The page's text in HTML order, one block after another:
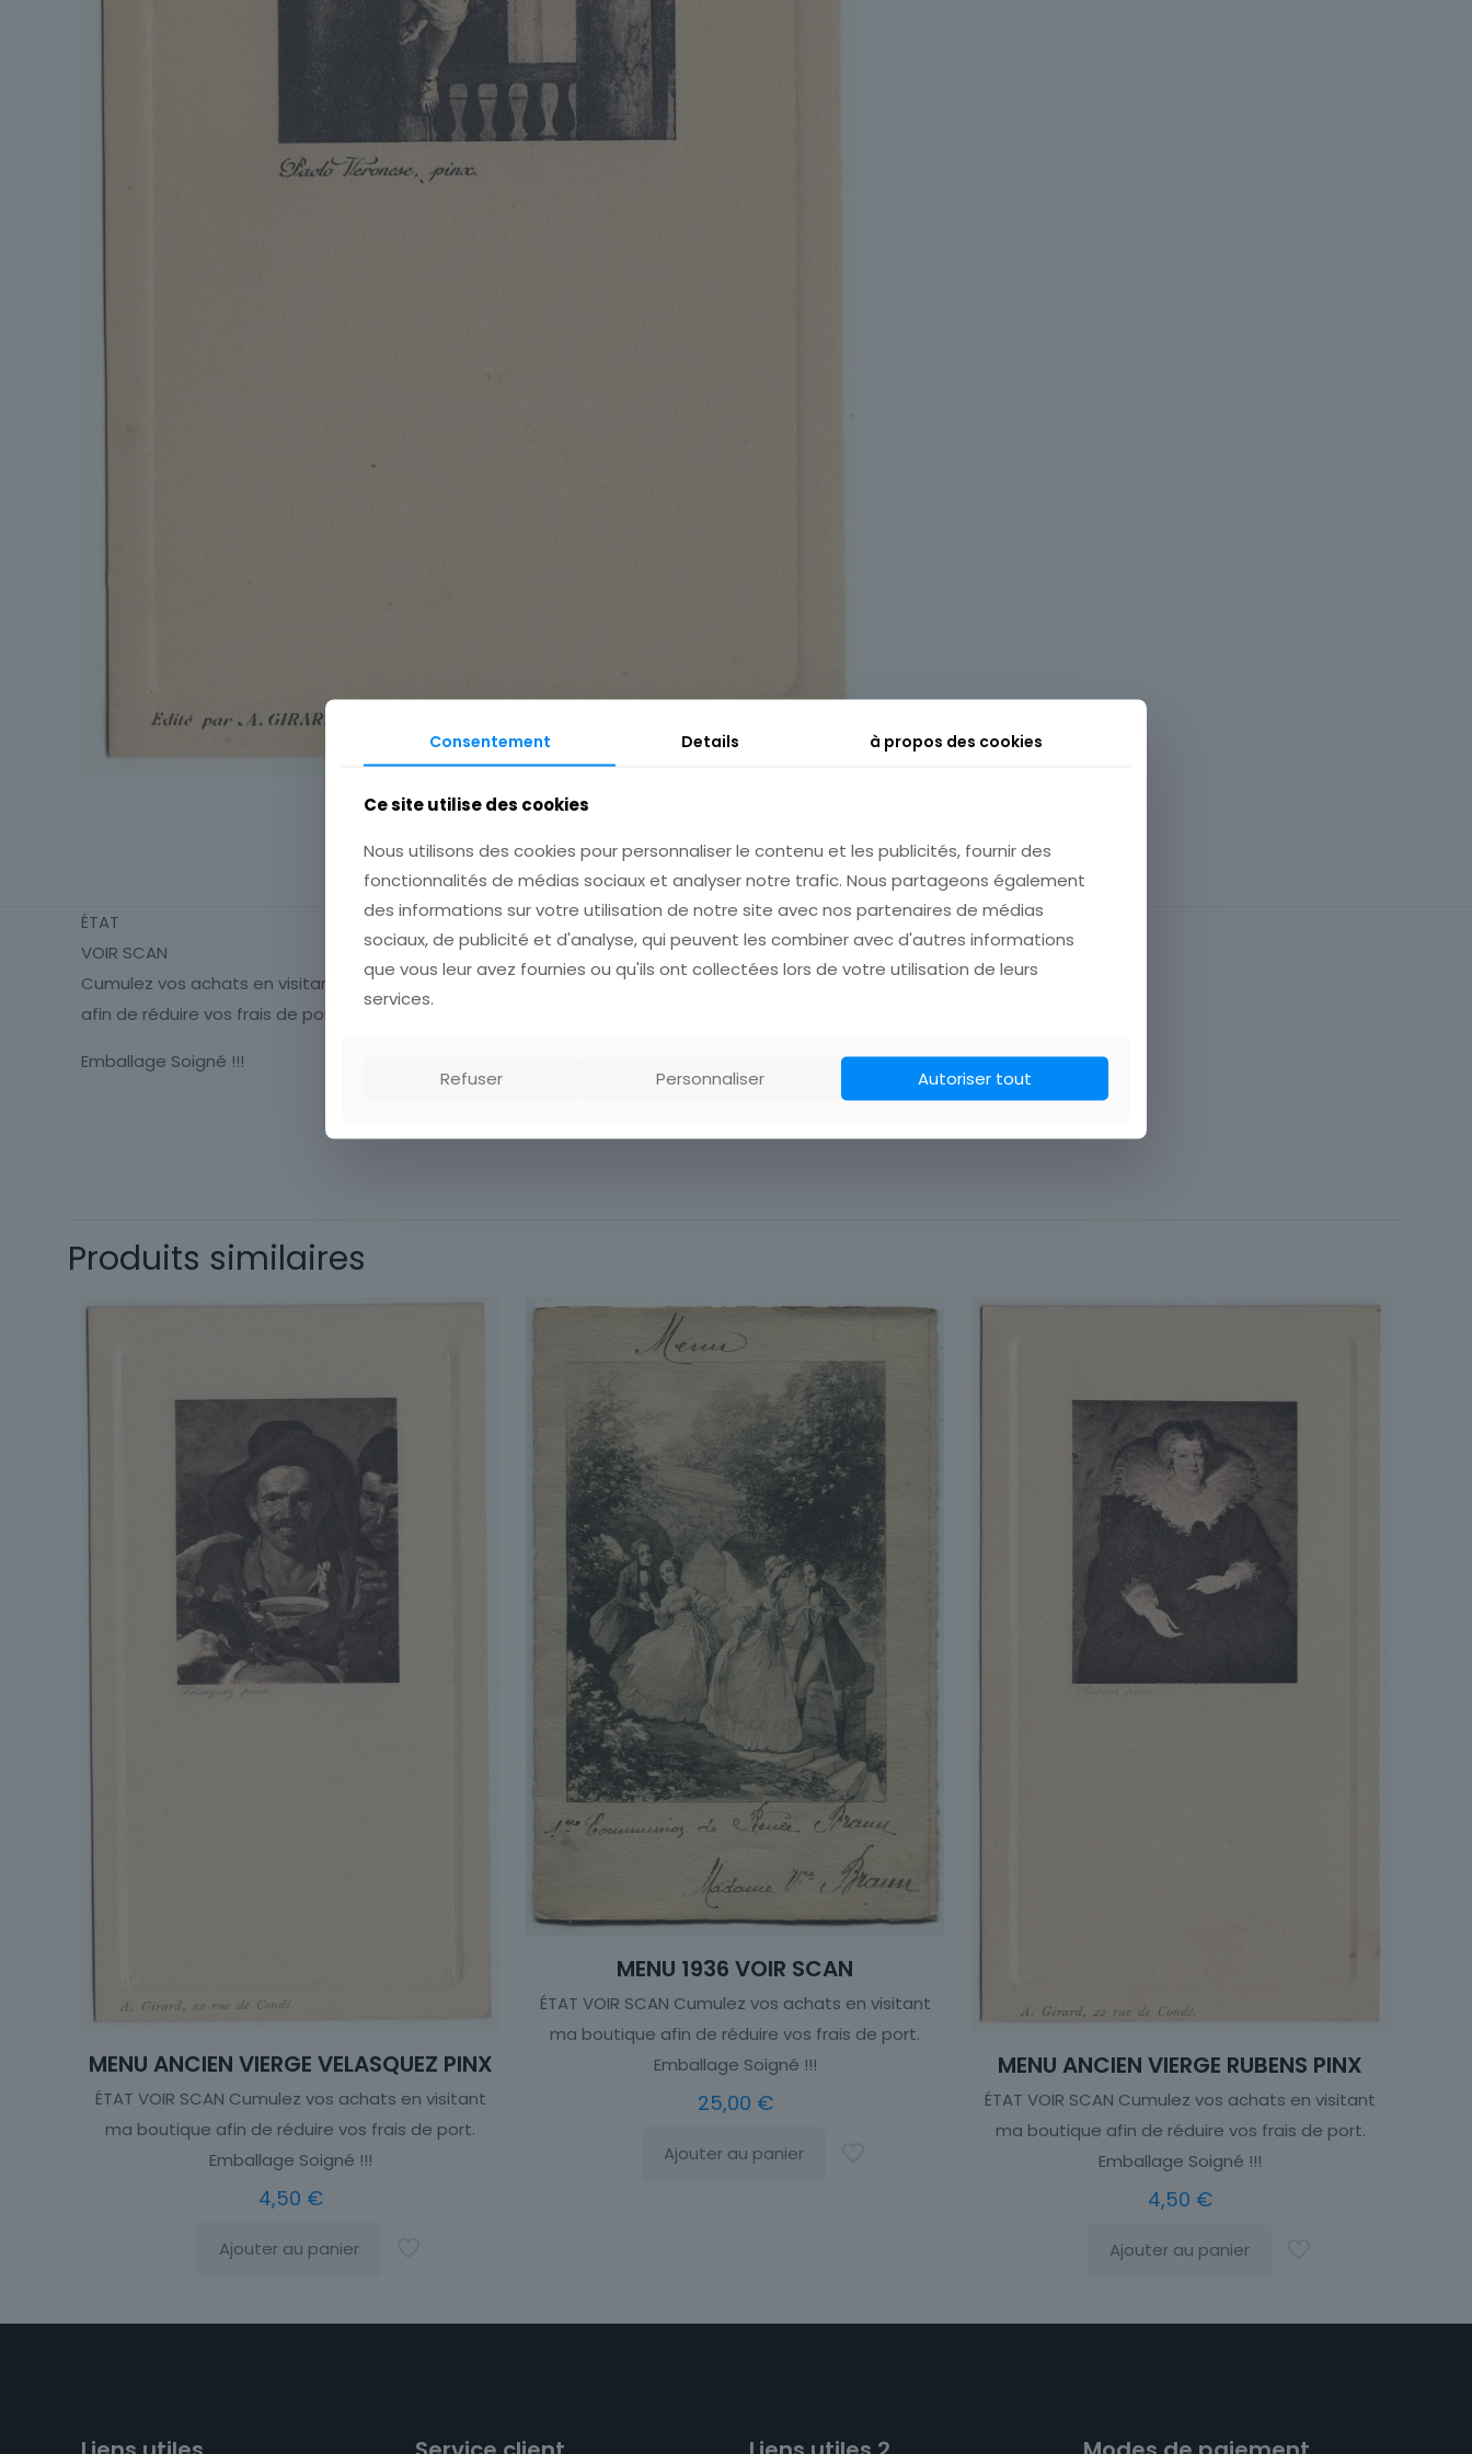
Description Informations complémentaires
ÉTAT
VOIR SCAN
Cumulez vos achats en visitant ma boutique
afin de réduire vos frais de port.
Emballage Soigné !!!
Produits similaires
MENU ANCIEN VIERGE VELASQUEZ PINX
ÉTAT VOIR SCAN Cumulez vos achats en visitant
ma boutique afin de réduire vos frais de port.
Emballage Soigné !!!
4,50 €
Ajouter au panier
MENU 1936 VOIR SCAN
ÉTAT VOIR SCAN Cumulez vos achats en visitant
ma boutique afin de réduire vos frais de port.
Emballage Soigné !!!
25,00 €
Ajouter au panier
MENU ANCIEN VIERGE RUBENS PINX
ÉTAT VOIR SCAN Cumulez vos achats en visitant
ma boutique afin de réduire vos frais de port.
Emballage Soigné !!!
4,50 €
Ajouter au panier
Consentement Details à propos des cookies
Ce site utilise des cookies
Nous utilisons des cookies pour personnaliser le contenu et les publicités, fournir des
fonctionnalités de médias sociaux et analyser notre trafic. Nous partageons également
des informations sur votre utilisation de notre site avec nos partenaires de médias
sociaux, de publicité et d'analyse, qui peuvent les combiner avec d'autres informations
que vous leur avez fournies ou qu'ils ont collectées lors de votre utilisation de leurs
services.
Refuser Personnaliser Autoriser tout